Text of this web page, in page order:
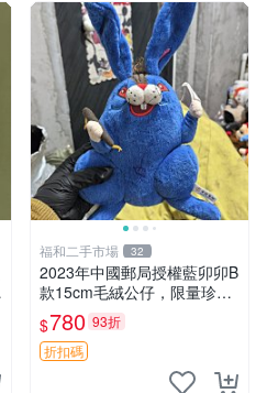
福和二手市場 32
2023年中國郵局授權藍卯卯B
款15cm毛絨公仔，限量珍藏
版 毛絨玩具 新年禮品 藍卯卯
限量版 15cm
$780 93折
折扣碼